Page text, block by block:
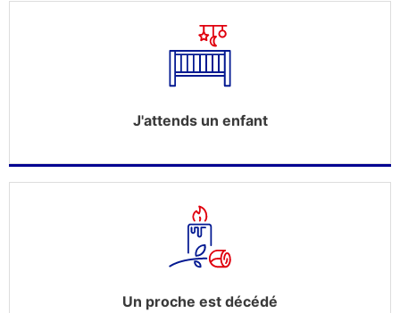
J'attends un enfant
Un proche est décédé